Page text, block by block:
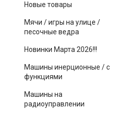
Новые товары
Мячи / игры на улице /
песочные ведра
Новинки Марта 2026!!!
Машины инерционные / с
функциями
Машины на
радиоуправлении